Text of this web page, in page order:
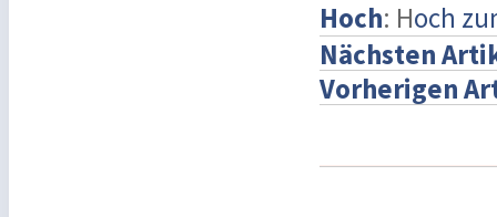
Hoch: Hoch
Nächsten
Vorherigen